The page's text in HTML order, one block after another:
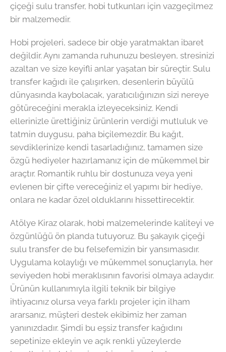
çiçeği sulu transfer, hobi tutkunları için vazgeçilmez
bir malzemedir.
Hobi projeleri, sadece bir obje yaratmaktan ibaret
değildir. Aynı zamanda ruhunuzu besleyen, stresinizi
azaltan ve size keyifli anlar yaşatan bir süreçtir. Sulu
transfer kağıdı ile çalışırken, desenlerin büyülü
dünyasında kaybolacak, yaratıcılığınızın sizi nereye
götüreceğini merakla izleyeceksiniz. Kendi
ellerinizle ürettiğiniz ürünlerin verdiği mutluluk ve
tatmin duygusu, paha biçilemezdir. Bu kağıt,
sevdiklerinize kendi tasarladığınız, tamamen size
özgü hediyeler hazırlamanız için de mükemmel bir
araçtır. Romantik ruhlu bir dostunuza veya yeni
evlenen bir çifte vereceğiniz el yapımı bir hediye,
onlara ne kadar özel olduklarını hissettirecektir.
Atölye Kiraz olarak, hobi malzemelerinde kaliteyi ve
özgünlüğü ön planda tutuyoruz. Bu şakayık çiçeği
sulu transfer de bu felsefemizin bir yansımasıdır.
Uygulama kolaylığı ve mükemmel sonuçlarıyla, her
seviyeden hobi meraklısının favorisi olmaya adaydır.
Ürünün kullanımıyla ilgili teknik bir bilgiye
ihtiyacınız olursa veya farklı projeler için ilham
ararsanız, müşteri destek ekibimiz her zaman
yanınızdadır. Şimdi bu eşsiz transfer kağıdını
sepetinize ekleyin ve açık renkli yüzeylerde